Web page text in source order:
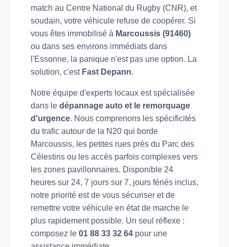
match au Centre National du Rugby (CNR), et
soudain, votre véhicule refuse de coopérer. Si
vous êtes immobilisé à Marcoussis (91460)
ou dans ses environs immédiats dans
l'Essonne, la panique n'est pas une option. La
solution, c'est Fast Depann.
Notre équipe d'experts locaux est spécialisée
dans le dépannage auto et le remorquage
d'urgence. Nous comprenons les spécificités
du trafic autour de la N20 qui borde
Marcoussis, les petites rues près du Parc des
Célestins ou les accès parfois complexes vers
les zones pavillonnaires. Disponible 24
heures sur 24, 7 jours sur 7, jours fériés inclus,
notre priorité est de vous sécuriser et de
remettre votre véhicule en état de marche le
plus rapidement possible. Un seul réflexe :
composez le 01 88 33 32 64 pour une